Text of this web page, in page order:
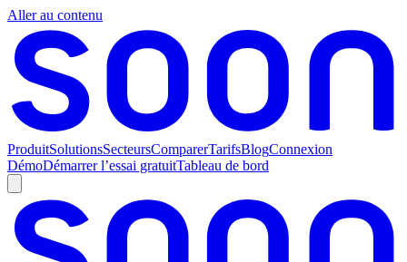
Aller au contenu
ProduitSolutionsSecteursComparerTarifsBlogConnexion
DémoDémarrer l’essai gratuitTableau de bord